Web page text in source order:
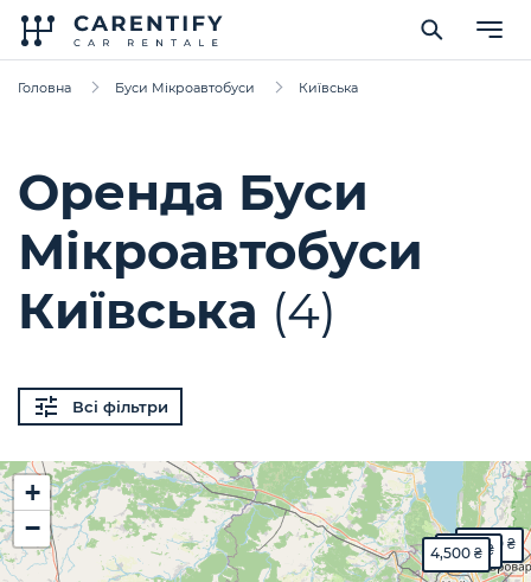
Головна Буси Мікроавтобуси Київська
Оренда Буси
Мікроавтобуси
Київська (4)
Всі фільтри
4,500 ₴
3,500 ₴
2,800 ₴
+
−